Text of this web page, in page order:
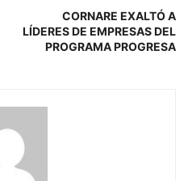
CORNARE EXALTÓ A
LÍDERES DE EMPRESAS DEL
PROGRAMA PROGRESA